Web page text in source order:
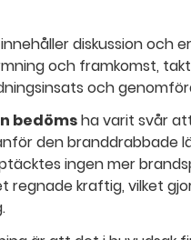
diskussion och
och framkomst,
och
bedömsha varit svår
den branddrabbade
ingen mer
regnade kraftig, vilket